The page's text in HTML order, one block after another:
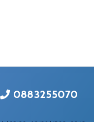
0883255070